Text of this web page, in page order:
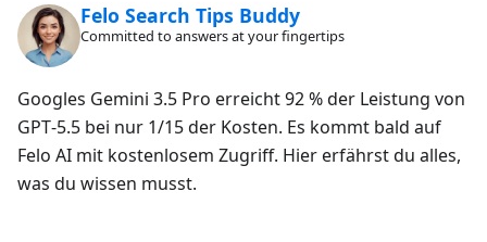
Felo Search Tips Buddy
Committed to answers at your fingertips
Googles Gemini 3.5 Pro erreicht 92 % der Leistung von
GPT‑5.5 bei nur 1/15 der Kosten. Es kommt bald auf
Felo AI mit kostenlosem Zugriff. Hier erfährst du alles,
was du wissen musst.